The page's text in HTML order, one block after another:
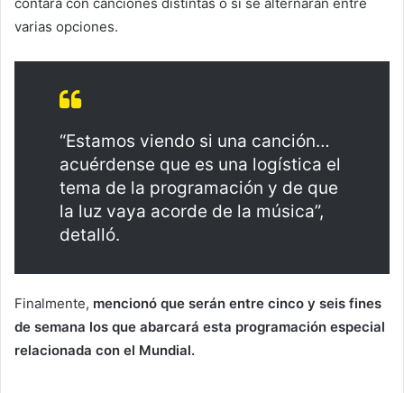
varias opciones.
“Estamos viendo si una canción…
acuérdense que es una logística el
tema de la programación y de que
la luz vaya acorde de la música”,
detalló.
Finalmente, mencionó que serán entre cinco y seis fines
de semana los que abarcará esta programación especial
relacionada con el Mundial.